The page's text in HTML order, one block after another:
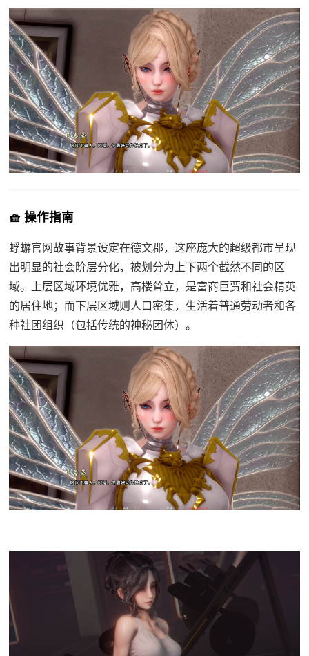
🧺 操作指南
蜉蝣官网故事背景设定在德文郡，这座庞大的超级都市呈现
出明显的社会阶层分化，被划分为上下两个截然不同的区
域。上层区域环境优雅，高楼耸立，是富商巨贾和社会精英
的居住地；而下层区域则人口密集，生活着普通劳动者和各
种社团组织（包括传统的神秘团体）。